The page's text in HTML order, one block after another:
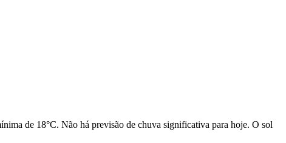
de 18°C. Não há previsão de chuva significativa para hoje. O sol